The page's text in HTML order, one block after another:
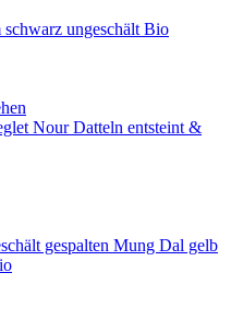
schwarz ungeschält Bio
Datteln entsteint &
Mung Dal gelb